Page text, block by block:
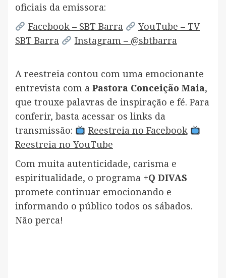
oficiais da emissora:
Facebook – SBT Barra
YouTube – TV
SBT Barra
Instagram – @sbtbarra
A reestreia contou com uma emocionante
entrevista com a Pastora Conceição Maia,
que trouxe palavras de inspiração e fé. Para
conferir, basta acessar os links da
transmissão:
Reestreia no Facebook
Reestreia no YouTube
Com muita autenticidade, carisma e
espiritualidade, o programa +Q DIVAS
promete continuar emocionando e
informando o público todos os sábados.
Não perca!